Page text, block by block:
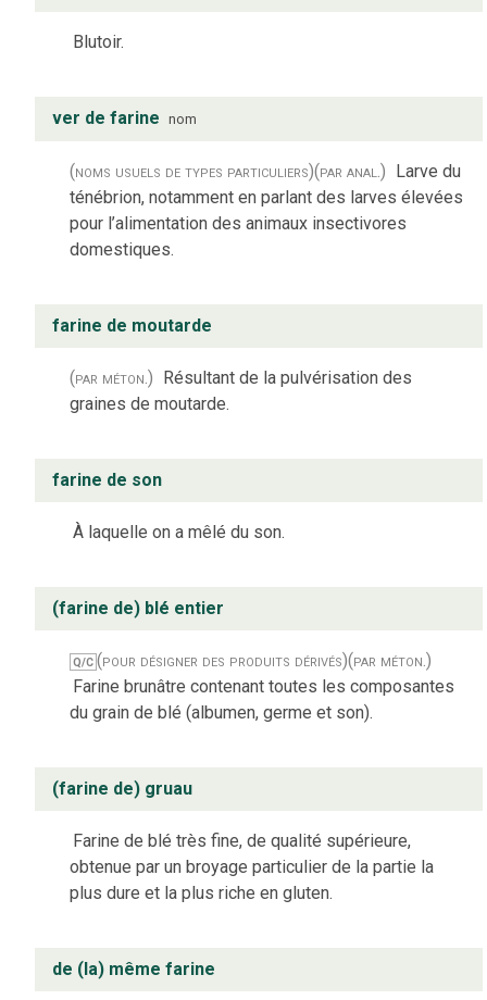
Blutoir.
ver de farine nom
(noms usuels de types particuliers)(par anal.) Larve du
ténébrion, notamment en parlant des larves élevées
pour l’alimentation des animaux insectivores
domestiques.
farine de moutarde
(par méton.) Résultant de la pulvérisation des
graines de moutarde.
farine de son
À laquelle on a mêlé du son.
(farine de) blé entier
Q/C (pour désigner des produits dérivés)(par méton.)
Farine brunâtre contenant toutes les composantes
du grain de blé (albumen, germe et son).
(farine de) gruau
Farine de blé très fine, de qualité supérieure,
obtenue par un broyage particulier de la partie la
plus dure et la plus riche en gluten.
de (la) même farine